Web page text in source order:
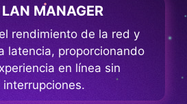
MANAGER
rendimiento de la red y
latencia, proporcionando
en línea sin
interrupciones.